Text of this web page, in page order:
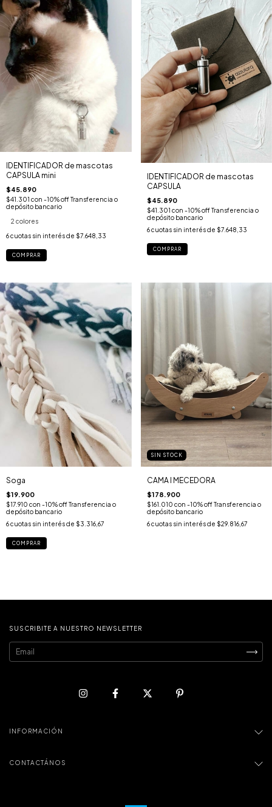
IDENTIFICADOR de mascotas
CAPSULA mini
$45.890
$41.301 con -10% off Transferencia o
depósito bancario
2 colores
6cuotas sin interés de $7.648,33
COMPRAR
IDENTIFICADOR de mascotas
CAPSULA
$45.890
$41.301 con -10% off Transferencia o
depósito bancario
6 cuotas sin interés de $7.648,33
Soga
$19.900
$17.910 con -10% off Transferencia o
depósito bancario
6cuotas sin interés de $3.316,67
COMPRAR
SIN STOCK
CAMA I MECEDORA
$178.900
$161.010 con -10% off Transferencia o
depósito bancario
6 cuotas sin interés de $29.816,67
SUSCRIBITE A NUESTRO NEWSLETTER
INFORMACIÓN
CONTACTÁNOS